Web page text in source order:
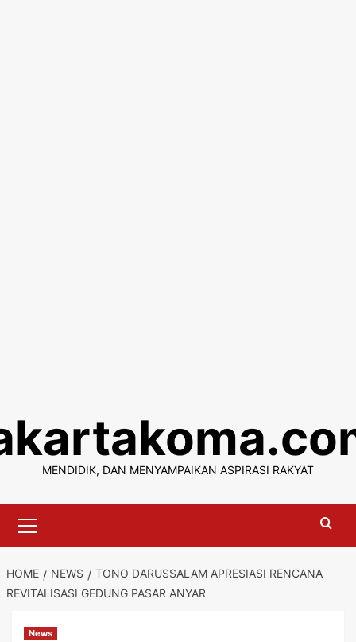
content
MENDIDIK, DAN MENYAMPAIKAN ASPIRASI RAKYAT
Menu
HOME NEWS
TONO DARUSSALAM APRESIASI RENCANA
REVITALISASI GEDUNG PASAR ANYAR
News